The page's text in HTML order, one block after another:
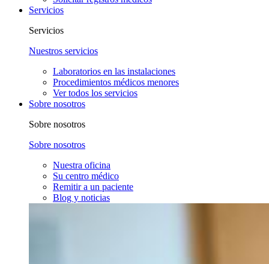
Servicios
Servicios
Nuestros servicios
Laboratorios en las instalaciones
Procedimientos médicos menores
Ver todos los servicios
Sobre nosotros
Sobre nosotros
Sobre nosotros
Nuestra oficina
Su centro médico
Remitir a un paciente
Blog y noticias